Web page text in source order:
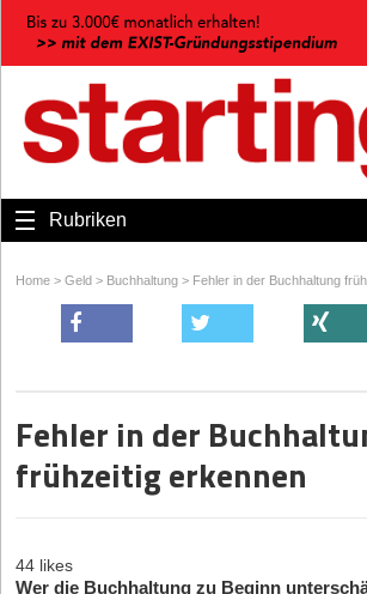
Rubriken
Home > Geld > Buchhaltung > Fehler in der Buchhaltung
Fehler in der
frühzeitig erkennen
44 likes
Wer die Buchhaltung zu Beginn